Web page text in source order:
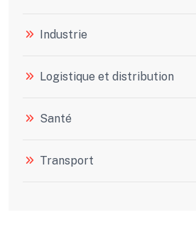
Industrie
Logistique et distribution
Santé
Transport